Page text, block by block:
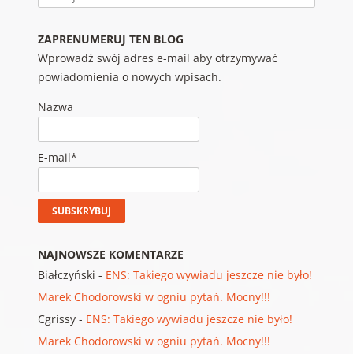
ZAPRENUMERUJ TEN BLOG
Wprowadź swój adres e-mail aby otrzymywać
powiadomienia o nowych wpisach.
Nazwa
E-mail*
NAJNOWSZE KOMENTARZE
Białczyński - ENS: Takiego wywiadu jeszcze nie było!
Marek Chodorowski w ogniu pytań. Mocny!!!
Cgrissy- ENS: Takiego wywiadu jeszcze nie było!
Marek Chodorowski w ogniu pytań. Mocny!!!